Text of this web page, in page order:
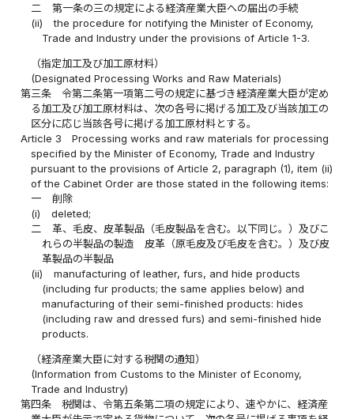
二
第一条の三の規定による経済産業大臣への届出の手続
(ii)
the procedure for notifying the Minister of Economy,
Trade and Industry under the provisions of Article 1-3.
（指定加工及び加工原材料）
(Designated Processing Works and Raw Materials)
第三条
令第二条第一項第二号の規定に基づき経済産業大臣が定め
る加工及び加工原材料は、次の各号に掲げる加工及び当該加工の
区分に応じ当該各号に掲げる加工原材料とする。
Article 3
Processing works and raw materials for processing
specified by the Minister of Economy, Trade and Industry
pursuant to the provisions of Article 2, paragraph (1), item (ii)
of the Cabinet Order are those stated in the following items:
一
削除
(i)
deleted;
二
革、毛皮、皮革製品（毛皮製品を含む。以下同じ。）及びこ
れらの半製品の製造 皮革（原毛皮及び毛皮を含む。）及び皮
革製品の半製品
(ii)
manufacturing of leather, furs, and hide products
(including fur products; the same applies below) and
manufacturing of their semi-finished products: hides
(including raw and dressed furs) and semi-finished hide
products.
（経済産業大臣に対する税関の通知）
(Information from Customs to the Minister of Economy,
Trade and Industry)
第四条
税関は、令第五条第二項の規定により、速やかに、経済産